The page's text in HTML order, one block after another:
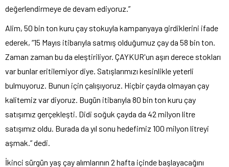
değerlendirmeye de devam ediyoruz.”
Alim, 50 bin ton kuru çay stokuyla kampanyaya girdiklerini ifade
ederek, “15 Mayıs itibarıyla satmış olduğumuz çay da 58 bin ton.
Zaman zaman bu da eleştiriliyor. ÇAYKUR'un aşırı derece stokları
var bunlar eritilemiyor diye. Satışlarımızı kesinlikle yeterli
bulmuyoruz. Bunun için çalışıyoruz. Hiçbir çayda olmayan çay
kalitemiz var diyoruz. Bugün itibarıyla 80 bin ton kuru çay
satışımız gerçekleşti. Didi soğuk çayda da 42 milyon litre
satışımız oldu. Burada da yıl sonu hedefimiz 100 milyon litreyi
aşmak.” dedi.
İkinci sürgün yaş çay alımlarının 2 hafta içinde başlayacağını